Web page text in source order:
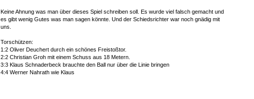
Keine Ahnung was man über dieses Spiel schreiben soll. Es wurde viel falsch gemacht und
es gibt wenig Gutes was man sagen könnte. Und der Schiedsrichter war noch gnädig mit
uns.
Torschützen:
1:2 Oliver Deuchert durch ein schönes Freistoßtor.
2:2 Christian Groh mit einem Schuss aus 18 Metern.
3:3 Klaus Schnaderbeck brauchte den Ball nur über die Linie bringen
4:4 Werner Nahrath wie Klaus